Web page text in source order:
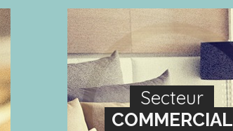
Secteur
COMMERCIAL